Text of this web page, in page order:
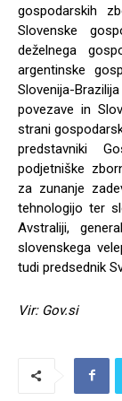
gospodarskih
Slovenske
deželnega
argentinske
Slovenija-
povezave in
strani
predstavniki
podjetniške
za zunanje
tehnologijo ter
Avstraliji,
slovenskega
tudi predsednik
Vir: Gov.si